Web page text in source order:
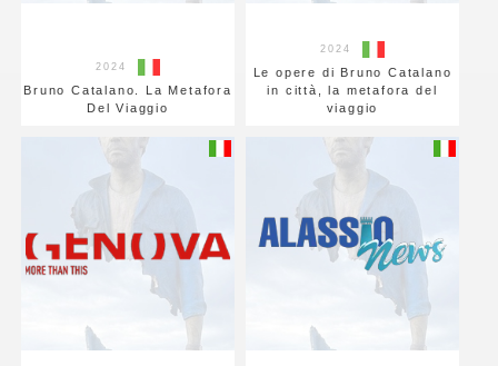
2024
Bruno Catalano. La Metafora
Del Viaggio
2024
Le opere di Bruno Catalano
in città, la metafora del
viaggio